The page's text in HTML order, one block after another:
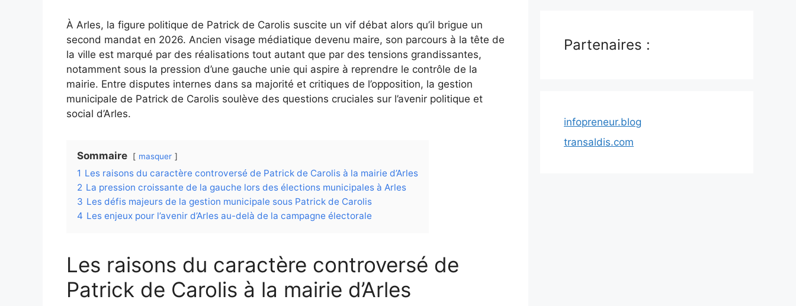
À Arles, la figure politique de Patrick de Carolis suscite un vif débat alors qu’il brigue un
second mandat en 2026. Ancien visage médiatique devenu maire, son parcours à la tête de
la ville est marqué par des réalisations tout autant que par des tensions grandissantes,
notamment sous la pression d’une gauche unie qui aspire à reprendre le contrôle de la
mairie. Entre disputes internes dans sa majorité et critiques de l’opposition, la gestion
municipale de Patrick de Carolis soulève des questions cruciales sur l’avenir politique et
social d’Arles.
Sommaire masquer
1 Les raisons du caractère controversé de Patrick de Carolis à la mairie d’Arles
2 La pression croissante de la gauche lors des élections municipales à Arles
3 Les défis majeurs de la gestion municipale sous Patrick de Carolis
4 Les enjeux pour l’avenir d’Arles au-delà de la campagne électorale
Les raisons du caractère controversé de
Patrick de Carolis à la mairie d’Arles
Partenaires :
infopreneur.blog
transaldis.com